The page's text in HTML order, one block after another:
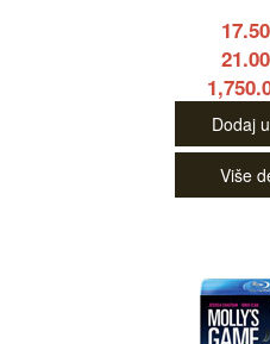
17.50
21.00
Dodaj
Više